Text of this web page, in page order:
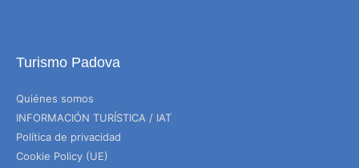
Turismo Padova
Quiénes somos
INFORMACIÓN TURÍSTICA / IAT
Política de privacidad
Cookie Policy (UE)